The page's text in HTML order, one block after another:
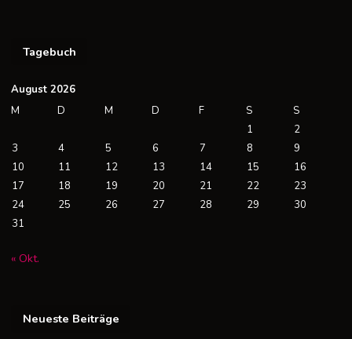
Tagebuch
August 2026
M
D M D F S
S
1
2
3
4 5 6 7 8
9
10
11 12 13 14 15
16
17
18 19 20 21 22
23
24
25 26 27 28 29
30
31
« Okt.
Neueste Beiträge